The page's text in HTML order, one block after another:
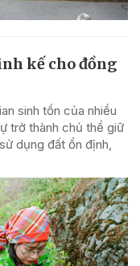
kế cho đồng
sinh tồn của nhiều
trở thành chủ thể giữ
dụng đất ổn định,